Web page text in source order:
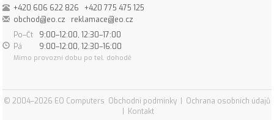
+420 606 622 826
+420 775 475 125
obchod@eo.cz
reklamace@eo.cz
Po–Čt
9:00–12:00, 12:30–17:00
Pá
9:00–12:00, 12:30–16:00
Mimo provozní dobu po tel. dohodě
© 2004–2026 EO Computers Obchodní podmínky
Ochrana osobních údajů
Kontakt